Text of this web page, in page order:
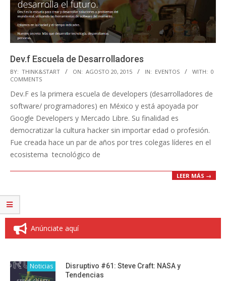
Dev.f Escuela de Desarrolladores
2015-
08-
20
BY: THINK&START ON: AGOSTO 20, 2015 IN: EVENTOS WITH: 0
COMMENTS
Dev.F es la primera escuela de developers (desarrolladores de
software/ programadores) en México y está apoyada por
Google Developers y Mercado Libre. Su finalidad es
democratizar la cultura hacker sin importar edad o profesión.
Fue creada hace un par de años por tres colegas líderes en el
ecosistema tecnológico de
LEER MÁS →
Anúnciate aquí
Noticias
Disruptivo #61: Steve Craft: NASA y
Tendencias